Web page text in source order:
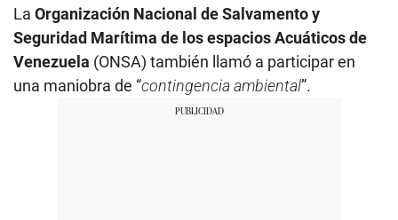
La Organización Nacional de Salvamento y
Seguridad Marítima de los espacios Acuáticos de
Venezuela (ONSA) también llamó a participar en
una maniobra de “contingencia ambiental”.